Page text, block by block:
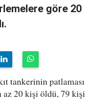
göre 20
tankerinin patlaması
az 20 kişi öldü, 79 kişi